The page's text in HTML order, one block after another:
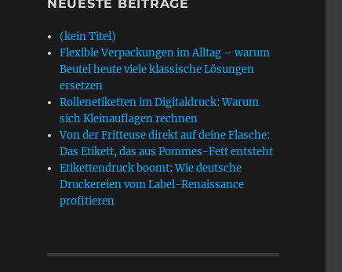
NEUESTE BEITRÄGE
(kein Titel)
Flexible Verpackungen im Alltag – warum
Beutel heute viele klassische Lösungen
ersetzen
Rollenetiketten im Digitaldruck: Warum
sich Kleinauflagen rechnen
Von der Fritteuse direkt auf deine Flasche:
Das Etikett, das aus Pommes-Fett entsteht
Etikettendruck boomt: Wie deutsche
Druckereien vom Label-Renaissance
profitieren